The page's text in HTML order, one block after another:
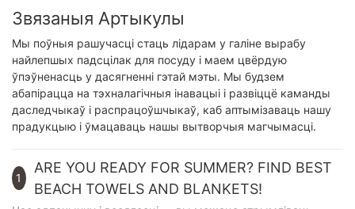
Звязаныя Артыкулы
Мы поўныя рашучасці стаць лідарам у галіне вырабу
найлепшых падсцілак для посуду і маем цвёрдую
ўпэўненасць у дасягненні гэтай мэты. Мы будзем
абапірацца на тэхналагічныя інавацыі і развіццё каманды
даследчыкаў і распрацоўшчыкаў, каб аптымізаваць нашу
прадукцыю і ўмацаваць нашы вытворчыя магчымасці.
1
ARE YOU READY FOR SUMMER? FIND BEST
BEACH TOWELS AND BLANKETS!